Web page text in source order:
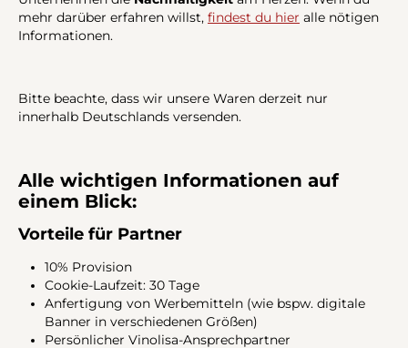
mehr darüber erfahren willst, findest du hier alle nötigen
Informationen.
Bitte beachte, dass wir unsere Waren derzeit nur
innerhalb Deutschlands versenden.
Alle wichtigen Informationen auf
einem Blick:
Vorteile für Partner
10% Provision
Cookie-Laufzeit: 30 Tage
Anfertigung von Werbemitteln (wie bspw. digitale
Banner in verschiedenen Größen)
Persönlicher Vinolisa-Ansprechpartner